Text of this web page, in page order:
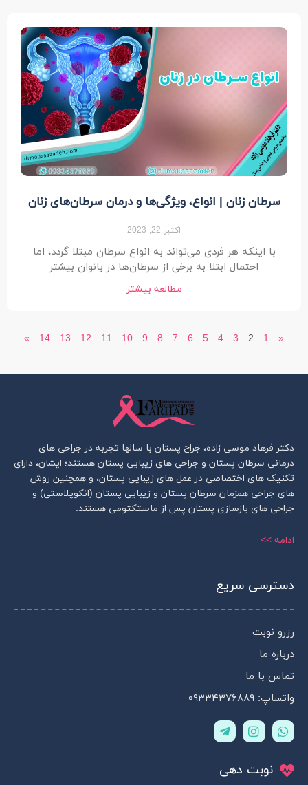
سرطان زنان | انواع، ویژگی‌ها و درمان سرطان‌های زنان
اکتبر 22, 2023
با اینکه هر فردی می‌تواند به انواع سرطان مبتلا گردد، اما
احتمال ابتلا به برخی از سرطان‌ها در بانوان بیشتر
مطالعه بیشتر
«
1
2
3
4
5
6
7
8
9
10
11
12
13
14
»
دکتر فرهاد موسی زاده، جراح پستان با سالها تجربه در جراحی های
درمانی سرطان پستان و جراحی های زیبایی پستان هستند؛ ایشان، دارای
تکنیک های اختصاصی در عمل های زیبایی پستان، و همچنین روش
های جراحی همزمان سرطان پستان و زیبایی پستان (انکوپلاستی) و
جراحی های بازسازی پستان پس از ماستکتومی هستند.
ادامه >>
دسترسی سریع
رزرو نوبت
درباره ما
تماس با ما
واتساپ: ۰۹۳۳۴۳۷۶۸۸۹
W
h
t
s
I
n
t
a
T
e
g
نوبت دهی